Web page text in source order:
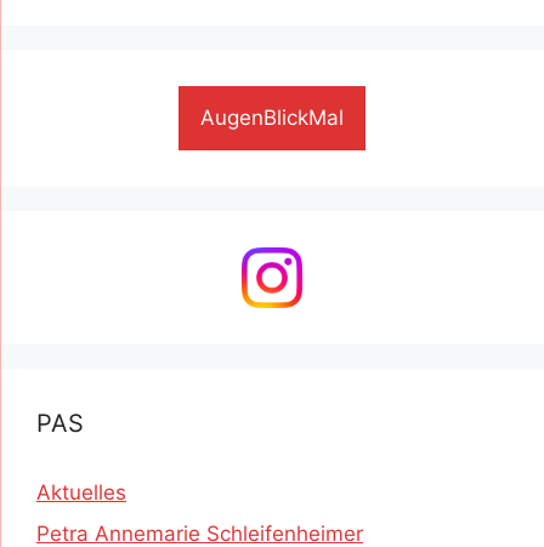
AugenBlickMal
PAS
Aktuelles
Petra Annemarie Schleifenheimer